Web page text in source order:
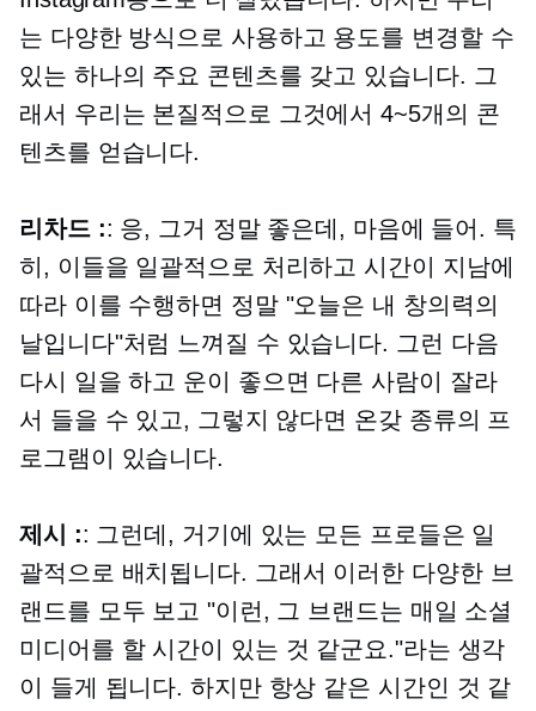
는 다양한 방식으로 사용하고 용도를 ​​변경할 수
있는 하나의 주요 콘텐츠를 갖고 있습니다. 그
래서 우리는 본질적으로 그것에서 4~5개의 콘
텐츠를 얻습니다.
리차드 :: 응, 그거 정말 좋은데, 마음에 들어. 특
히, 이들을 일괄적으로 처리하고 시간이 지남에
따라 이를 수행하면 정말 "오늘은 내 창의력의
날입니다"처럼 느껴질 수 있습니다. 그런 다음
다시 일을 하고 운이 좋으면 다른 사람이 잘라
서 들을 수 있고, 그렇지 않다면 온갖 종류의 프
로그램이 있습니다.
제시 :: 그런데, 거기에 있는 모든 프로들은 일
괄적으로 배치됩니다. 그래서 이러한 다양한 브
랜드를 모두 보고 "이런, 그 브랜드는 매일 소셜
미디어를 할 시간이 있는 것 같군요."라는 생각
이 들게 됩니다. 하지만 항상 같은 시간인 것 같